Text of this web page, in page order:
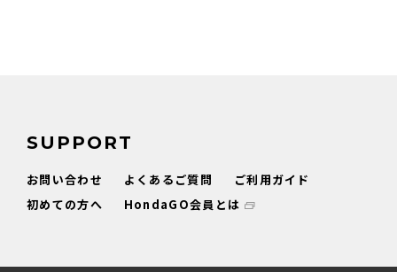
SUPPORT
お問い合わせ よくあるご質問
ご利用ガイド
初めての方へ
HondaGO会員とは